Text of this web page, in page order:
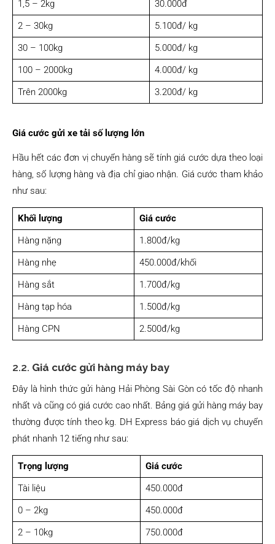
1,5 – 2kg
30.000đ
2 – 30kg
5.100đ/ kg
30 – 100kg
5.000đ/ kg
100 – 2000kg
4.000đ/ kg
Trên 2000kg
3.200đ/ kg
Giá cước gửi xe tải số lượng lớn
Hầu hết các đơn vị chuyển hàng sẽ tính giá cước dựa theo loại
hàng, số lượng hàng và địa chỉ giao nhận. Giá cước tham khảo
như sau:
Khối lượng
Giá cước
Hàng nặng
1.800đ/kg
Hàng nhẹ
450.000đ/khối
Hàng sắt
1.700đ/kg
Hàng tạp hóa
1.500đ/kg
Hàng CPN
2.500đ/kg
2.2. Giá cước gửi hàng máy bay
Đây là hình thức gửi hàng Hải Phòng Sài Gòn có tốc độ nhanh
nhất và cũng có giá cước cao nhất. Bảng giá gửi hàng máy bay
thường được tính theo kg. DH Express báo giá dịch vụ chuyển
phát nhanh 12 tiếng như sau:
Trọng lượng
Giá cước
Tài liệu
450.000đ
0 – 2kg
450.000đ
2 – 10kg
750.000đ